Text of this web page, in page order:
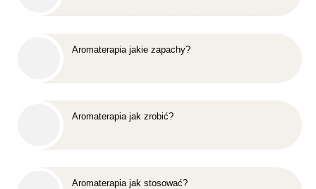
Aromaterapia jakie zapachy?
Aromaterapia jak zrobić?
Aromaterapia jak stosować?